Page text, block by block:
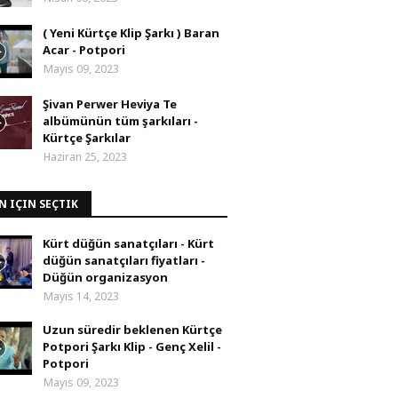
( Yeni Kürtçe Klip Şarkı ) Baran
Acar - Potpori
Mayıs 09, 2023
Şivan Perwer Heviya Te
albümünün tüm şarkıları -
Kürtçe Şarkılar
Haziran 25, 2023
IÇIN SEÇTIK
Kürt düğün sanatçıları - Kürt
düğün sanatçıları fiyatları -
Düğün organizasyon
Mayıs 14, 2023
Uzun süredir beklenen Kürtçe
Potpori Şarkı Klip - Genç Xelil -
Potpori
Mayıs 09, 2023